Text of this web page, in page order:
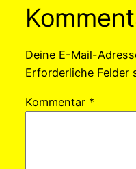
Deine E-Mail-
Erforderliche Felder
Kommentar *